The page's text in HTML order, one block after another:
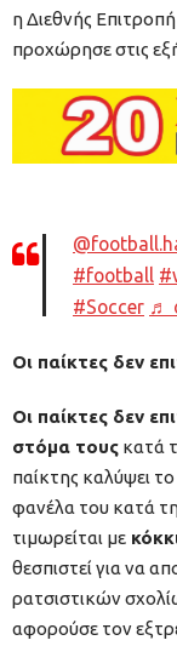
η Διεθνής
προχώρησε στις
#football
#Soccer ♬
Oι παίκτες δεν
Οι παίκτες δεν
στόμα τους κατά
παίκτης καλύψει
φανέλα του κατά
τιμωρείται με
θεσπιστεί για να
ρατσιστικών
αφορούσε τον